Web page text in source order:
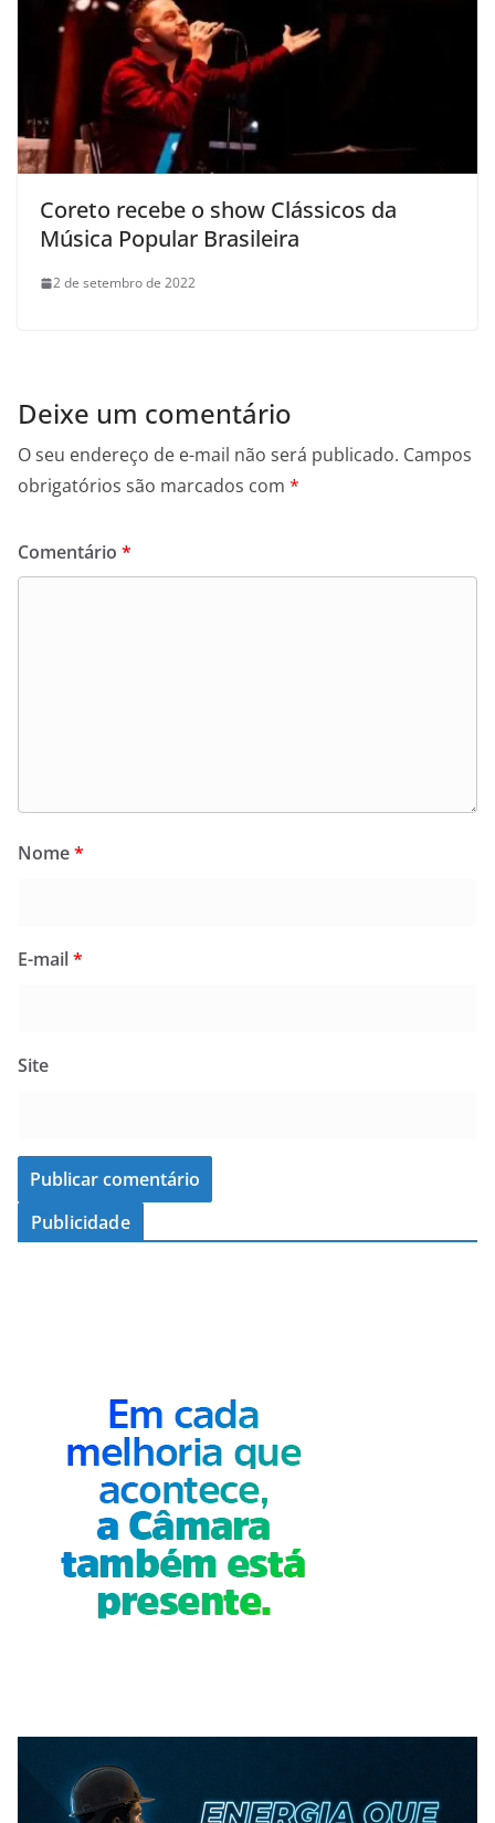
Coreto recebe o show Clássicos da
Música Popular Brasileira
2 de setembro de 2022
Deixe um comentário
O seu endereço de e-mail não será publicado. Campos
obrigatórios são marcados com *
Comentário *
Nome*
E-mail*
Site
Publicidade